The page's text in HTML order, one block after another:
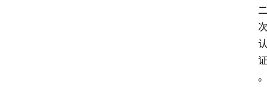
二
次
认
证
。